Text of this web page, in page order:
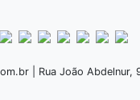
| Rua João